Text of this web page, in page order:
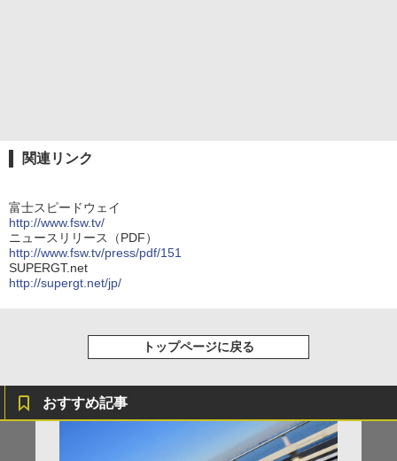
関連リンク
富士スピードウェイ
http://www.fsw.tv/
ニュースリリース（PDF）
http://www.fsw.tv/press/pdf/151
SUPERGT.net
http://supergt.net/jp/
トップページに戻る
おすすめ記事